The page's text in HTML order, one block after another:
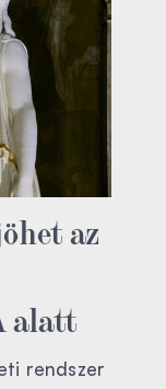
az
alatt
rendszer